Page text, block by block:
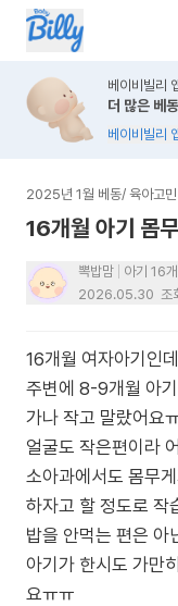
베이비빌리
더 많은 베
베이비빌리
2025년 1월 베동/ 육아고민
16개월 아기 몸
뽁밥맘
아기 16
2026.05.30 조
16개월 여자아기인
주변에 8-9개월 아
가나 작고 말랐어요
얼굴도 작은편이라
소아과에서도 몸무
하자고 할 정도로 작
밥을 안먹는 편은 아
아기가 한시도 가만
요ㅠㅠ